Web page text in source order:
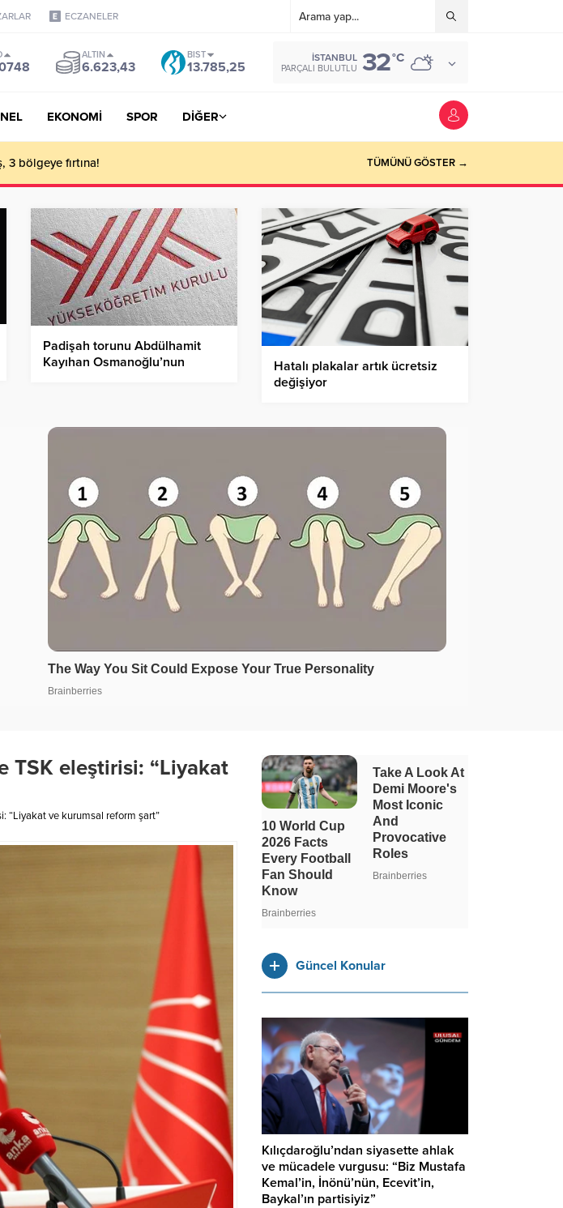
ECZANELER
ALTIN
6.623,43
BIST
13.785,25
İSTANBUL
PARÇALI BULUTLU 32°C
EKONOMİ SPOR DİĞER
3 bölgeye fırtına! TÜMÜNÜ GÖSTER →
Padişah torunu Abdülhamit
Kayıhan Osmanoğlu’nun
Hatalı plakalar artık ücretsiz
değişiyor
TSK eleştirisi: “Liyakat
“Liyakat ve kurumsal reform şart”
Güncel Konular
Kılıçdaroğlu’ndan siyasette ahlak
ve mücadele vurgusu: “Biz Mustafa
Kemal’in, İnönü’nün, Ecevit’in,
Baykal’ın partisiyiz”